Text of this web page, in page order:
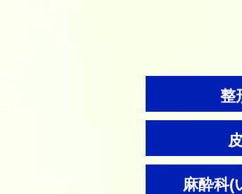
整
麻酔科(